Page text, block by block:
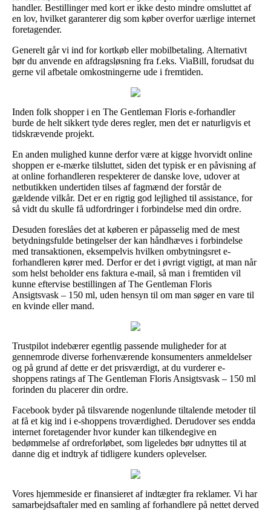
handler. Bestillinger med kort er ikke desto mindre omsluttet af
en lov, hvilket garanterer dig som køber overfor uærlige internet
foretagender.
Generelt går vi ind for kortkøb eller mobilbetaling. Alternativt
bør du anvende en afdragsløsning fra f.eks. ViaBill, forudsat du
gerne vil afbetale omkostningerne ude i fremtiden.
Inden folk shopper i en The Gentleman Floris e-forhandler
burde de helt sikkert tyde deres regler, men det er naturligvis et
tidskrævende projekt.
En anden mulighed kunne derfor være at kigge hvorvidt online
shoppen er e-mærke tilsluttet, siden det typisk er en påvisning af
at online forhandleren respekterer de danske love, udover at
netbutikken undertiden tilses af fagmænd der forstår de
gældende vilkår. Det er en rigtig god lejlighed til assistance, for
så vidt du skulle få udfordringer i forbindelse med din ordre.
Desuden foreslåes det at køberen er påpasselig med de mest
betydningsfulde betingelser der kan håndhæves i forbindelse
med transaktionen, eksempelvis hvilken ombytningsret e-
forhandleren kører med. Derfor er det i øvrigt vigtigt, at man når
som helst beholder ens faktura e-mail, så man i fremtiden vil
kunne eftervise bestillingen af The Gentleman Floris
Ansigtsvask – 150 ml, uden hensyn til om man søger en vare til
en kvinde eller mand.
Trustpilot indebærer egentlig passende muligheder for at
gennemrode diverse forhenværende konsumenters anmeldelser
og på grund af dette er det prisværdigt, at du vurderer e-
shoppens ratings af The Gentleman Floris Ansigtsvask – 150 ml
forinden du placerer din ordre.
Facebook byder på tilsvarende nogenlunde tiltalende metoder til
at få et kig ind i e-shoppens troværdighed. Derudover ses endda
internet foretagender hvor kunder kan tilkendegive en
bedømmelse af ordreforløbet, som ligeledes bør udnyttes til at
danne dig et indtryk af tidligere kunders oplevelser.
Vores hjemmeside er finansieret af indtægter fra reklamer. Vi har
samarbejdsaftaler med en samling af forhandlere på nettet derved